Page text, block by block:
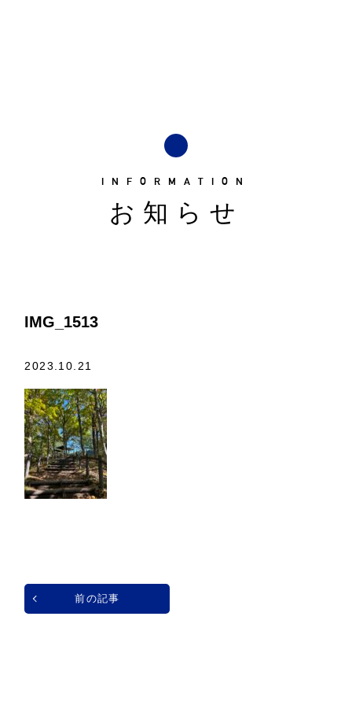
INFORMATION
お知らせ
IMG_1513
2023.10.21
前の記事